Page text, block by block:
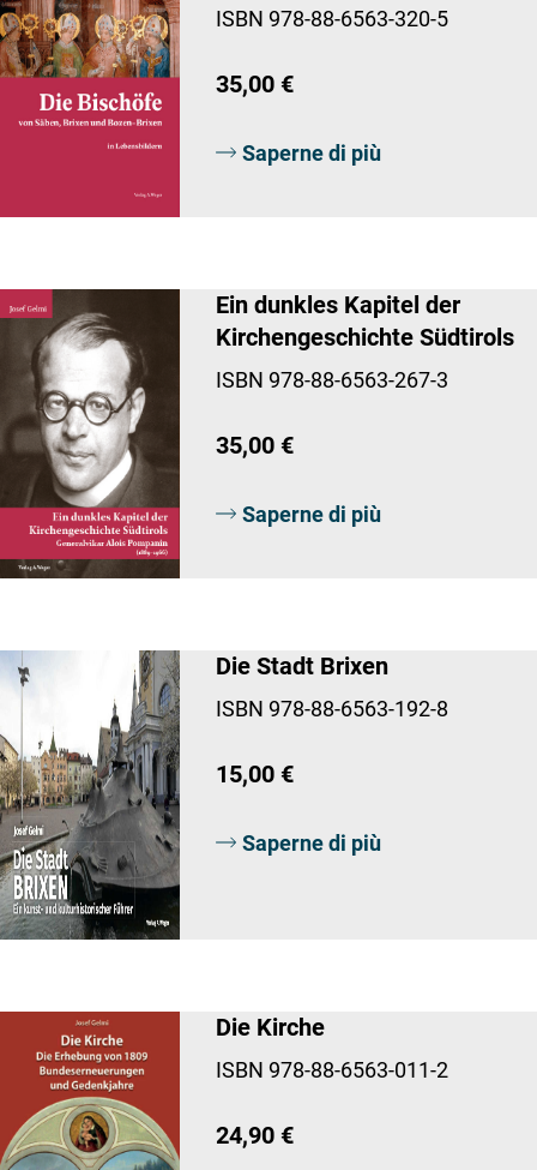
ISBN 978-88-6563-320-5
35,00 €
Saperne di più
Ein dunkles Kapitel der
Kirchengeschichte Südtirols
ISBN 978-88-6563-267-3
35,00 €
Saperne di più
Die Stadt Brixen
ISBN 978-88-6563-192-8
15,00 €
Saperne di più
Die Kirche
ISBN 978-88-6563-011-2
24,90 €